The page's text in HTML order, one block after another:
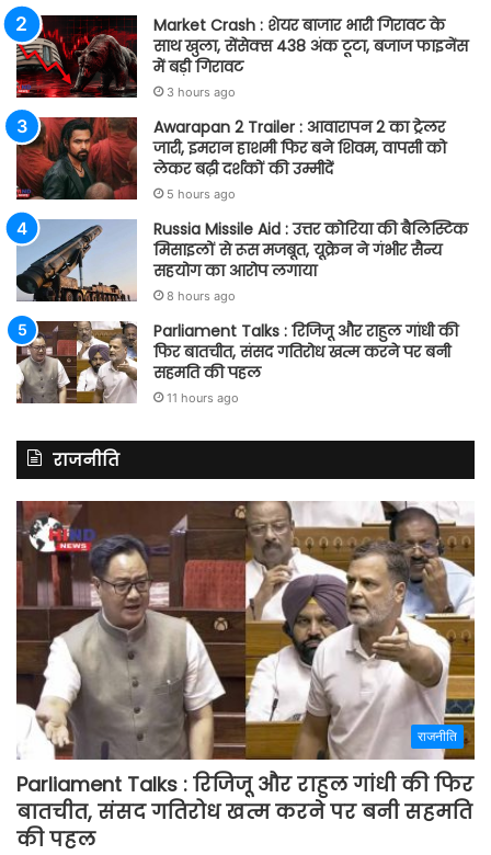
Market Crash : शेयर बाजार भारी गिरावट के
साथ खुला, सेंसेक्स 438 अंक टूटा, बजाज फाइनेंस
में बड़ी गिरावट
3 hours ago
Awarapan 2 Trailer : आवारापन 2 का ट्रेलर
जारी, इमरान हाशमी फिर बने शिवम, वापसी को
लेकर बढ़ी दर्शकों की उम्मीदें
5 hours ago
Russia Missile Aid : उत्तर कोरिया की बैलिस्टिक
मिसाइलों से रूस मजबूत, यूक्रेन ने गंभीर सैन्य
सहयोग का आरोप लगाया
8 hours ago
Parliament Talks : रिजिजू और राहुल गांधी की
फिर बातचीत, संसद गतिरोध खत्म करने पर बनी
सहमति की पहल
11 hours ago
राजनीति
राजनीति
Parliament Talks : रिजिजू और राहुल गांधी की फिर
बातचीत, संसद गतिरोध खत्म करने पर बनी सहमति
की पहल